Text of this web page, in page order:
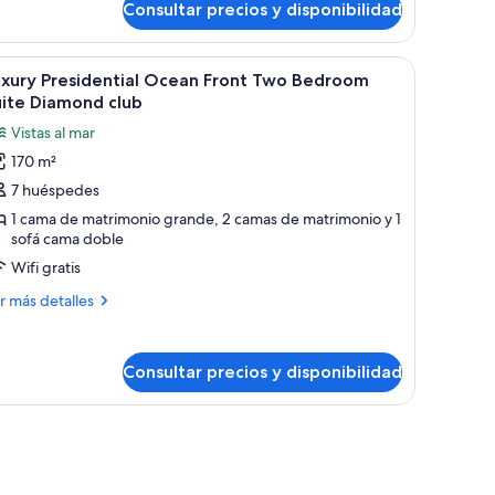
Consultar precios y disponibilidad
cama grande, paneles de madera, un adorno en la pared y lámparas de
Una habitación de hotel moderna con una
5
Presidential Ocean Front Two Bedroom
Diamond club
Vistas al mar
170 m²
7 huéspedes
1 cama de matrimonio grande, 2 camas de matrimonio y 1
sofá cama doble
Wifi gratis
más detalles
Consultar precios y disponibilidad